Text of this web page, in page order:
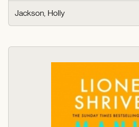
Jackson, Holly